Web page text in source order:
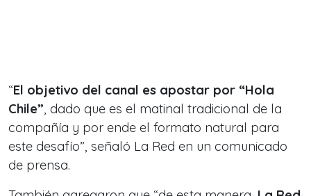
“El objetivo del canal es apostar por “Hola
Chile” , dado que es el matinal tradicional de la
compañía y por ende el formato natural para
este desafío”, señaló La Red en un comunicado
de prensa.